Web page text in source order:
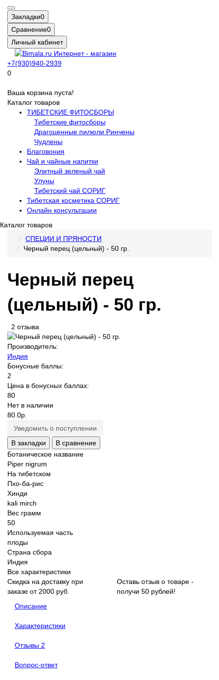
Закладки0
Сравнение0
Личный кабинет
+7(930)940-2939
0
Ваша корзина пуста!
Каталог товаров
ТИБЕТСКИЕ ФИТОСБОРЫ
Тибетские фитосборы
Драгоценные пилюли Ринчены
Чудлены
Благовония
Чай и чайные напитки
Элитный зеленый чай
Улуны
Тибетский чай СОРИГ
Тибетская косметика СОРИГ
Онлайн консультации
Каталог товаров
СПЕЦИИ И ПРЯНОСТИ
Черный перец (цельный) - 50 гр.
Черный перец
(цельный) - 50 гр.
2 отзыва
Производитель:
Индия
Бонусные баллы:
2
Цена в бонусных баллах:
80
Нет в наличии
80.0р.
Уведомить о поступлении
В закладки
В сравнение
Ботаническое название
Piper nigrum
На тибетском
Пхо-ба-рис
Хинди
kali mirch
Вес грамм
50
Используемая часть
плоды
Страна сбора
Индия
Все характеристики
Скидка на доставку при
заказе от 2000 руб.
Оставь отзыв о товаре -
получи 50 рублей!
Описание
Характеристики
Отзывы 2
Вопрос-ответ